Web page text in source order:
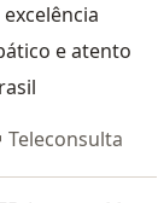
e atento
Teleconsulta